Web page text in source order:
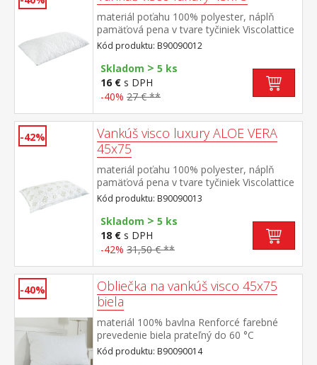
materiál poťahu 100% polyester, náplň
pamäťová pena v tvare tyčiniek Viscolattice
MEMORY termosenzitívny, tvarová pamäť,
elegantne prešitý poťah prateľný do 30 °C
Kód produktu: B90090012
Skladom > 5 ks
16 € s DPH
-40% 27 € **
-42%
Vankúš visco luxury ALOE VERA
45x75
materiál poťahu 100% polyester, náplň
pamäťová pena v tvare tyčiniek Viscolattice
MEMORY termosenzitívny, tvarová pamäť,
elegantne prešitý poťah s ALOE
VERA prateľný do 30 °C
Kód produktu: B90090013
Skladom > 5 ks
18 € s DPH
-42% 31,50 € **
-40%
Obliečka na vankúš visco 45x75
biela
materiál 100% bavlna Renforcé farebné
prevedenie biela prateľný do 60 °C
Kód produktu: B90090014